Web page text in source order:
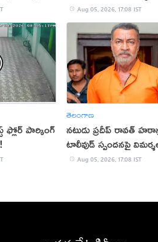
Aug 05, 2026, 17:08 IST
ఫ్లోర్ పార్కింగ్
తెలంగాణ
నటుడు ప్రదీప్ రావత్
టాలీవుడ్ స్పందనపై
Aug 05, 2026, 17:08 IST